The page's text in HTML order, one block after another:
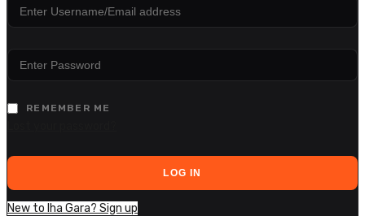
REMEMBER ME
LOG IN
New to Iha Gara? Sign up